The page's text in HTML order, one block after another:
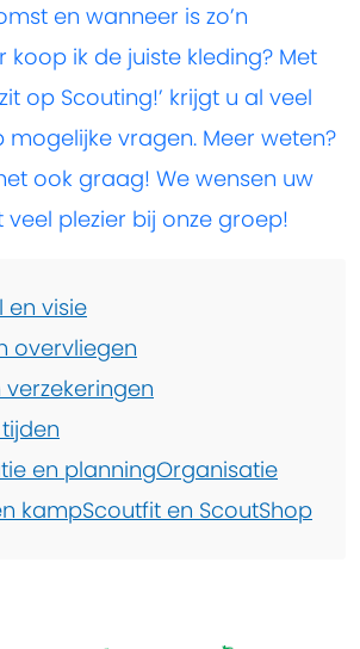
en wanneer is zo’n
koop ik de juiste kleding? Met
op Scouting!’ krijgt u al veel
vragen. Meer weten?
ook graag! We wensen uw
veel plezier bij onze groep!
en visie
overvliegen
en planningOrganisatie
kampScoutfit en ScoutShop